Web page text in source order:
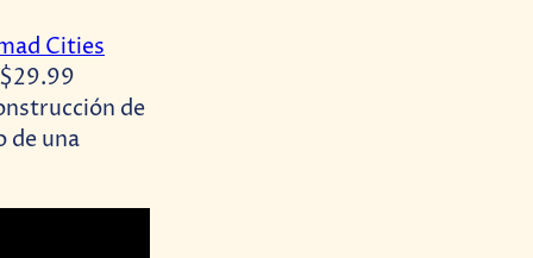
Cities
de
de una